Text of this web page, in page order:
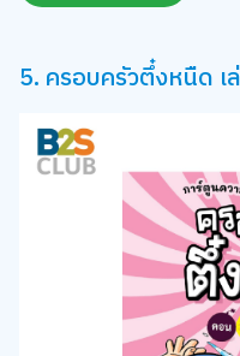
5. ครอบครัวตึ๋งหนืด